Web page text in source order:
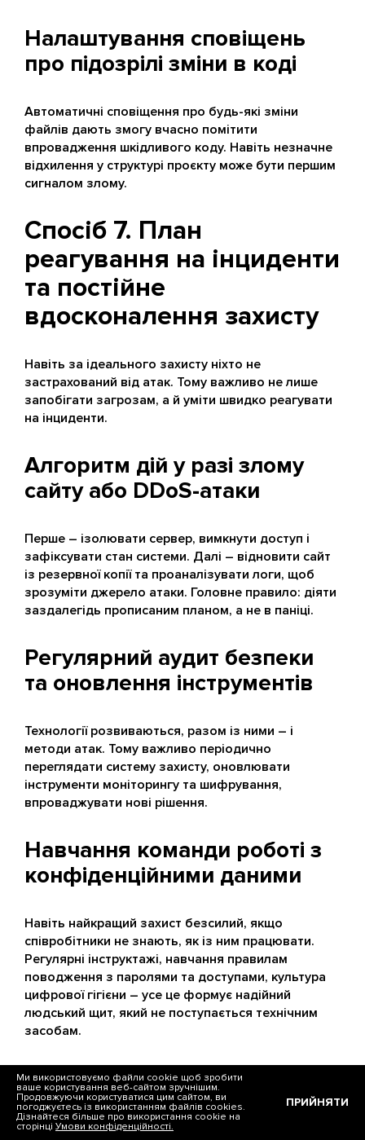
Ми використовуємо файли cookie щоб зробити
ваше користування веб-сайтом зручнішим.
Продовжуючи користуватися цим сайтом, ви
погоджуєтесь із використанням файлів cookies.
Дізнайтеся більше про використання cookie на
сторінці Умови конфіденційності.
ПРИЙНЯТИ
Налаштування сповіщень
про підозрілі зміни в коді
Автоматичні сповіщення про будь-які зміни
файлів дають змогу вчасно помітити
впровадження шкідливого коду. Навіть незначне
відхилення у структурі проєкту може бути першим
сигналом злому.
Спосіб 7. План
реагування на інциденти
та постійне
вдосконалення захисту
Навіть за ідеального захисту ніхто не
застрахований від атак. Тому важливо не лише
запобігати загрозам, а й уміти швидко реагувати
на інциденти.
Алгоритм дій у разі злому
сайту або DDoS-атаки
Перше – ізолювати сервер, вимкнути доступ і
зафіксувати стан системи. Далі – відновити сайт
із резервної копії та проаналізувати логи, щоб
зрозуміти джерело атаки. Головне правило: діяти
заздалегідь прописаним планом, а не в паніці.
Регулярний аудит безпеки
та оновлення інструментів
Технології розвиваються, разом із ними – і
методи атак. Тому важливо періодично
переглядати систему захисту, оновлювати
інструменти моніторингу та шифрування,
впроваджувати нові рішення.
Навчання команди роботі з
конфіденційними даними
Навіть найкращий захист безсилий, якщо
співробітники не знають, як із ним працювати.
Регулярні інструктажі, навчання правилам
поводження з паролями та доступами, культура
цифрової гігієни – усе це формує надійний
людський щит, який не поступається технічним
засобам.
Як захистити свій сайт
від злому та хакерських